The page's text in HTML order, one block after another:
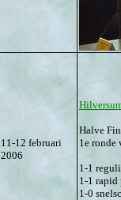
11-12 februari
2006
Halve
1e ronde
1-1
1-1
1-0